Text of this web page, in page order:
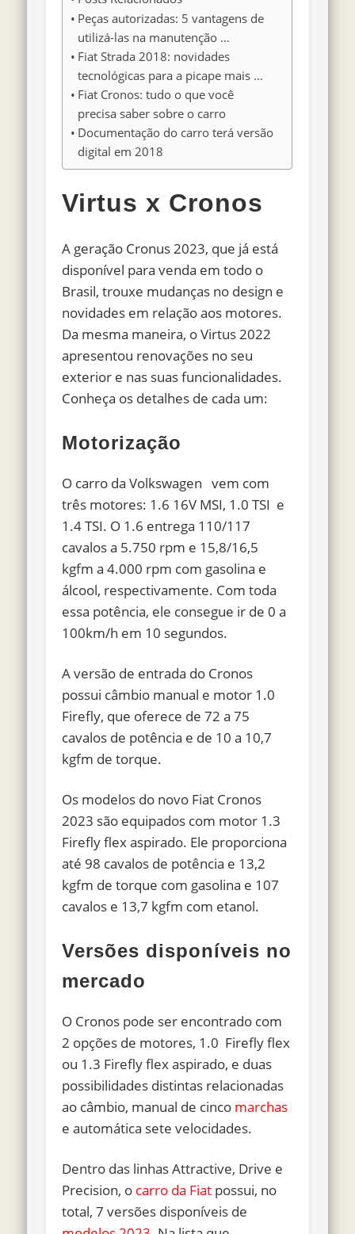
Peças autorizadas: 5 vantagens de
utilizá-las na manutenção …
Fiat Strada 2018: novidades
tecnológicas para a picape mais …
Fiat Cronos: tudo o que você
precisa saber sobre o carro
Documentação do carro terá versão
digital em 2018
Virtus x Cronos
A geração Cronus 2023, que já está
disponível para venda em todo o
Brasil, trouxe mudanças no design e
novidades em relação aos motores.
Da mesma maneira, o Virtus 2022
apresentou renovações no seu
exterior e nas suas funcionalidades.
Conheça os detalhes de cada um:
Motorização
O carro da Volkswagen vem com
três motores: 1.6 16V MSI, 1.0 TSI e
1.4 TSI. O 1.6 entrega 110/117
cavalosa 5.750 rpm e 15,8/16,5
kgfm a 4.000 rpm com gasolina e
álcool, respectivamente. Com toda
essa potência, ele consegue ir de 0 a
100km/h em 10 segundos.
A versão de entrada do Cronos
possui câmbio manual e motor 1.0
Firefly, que oferece de 72 a 75
cavalos de potência e de 10 a 10,7
kgfm de torque.
Os modelos do novo Fiat Cronos
2023 são equipados com motor 1.3
Firefly flex aspirado. Ele proporciona
até 98 cavalos de potência e 13,2
kgfm de torque com gasolina e 107
cavalos e 13,7 kgfm com etanol.
Versões disponíveis no
mercado
O Cronos pode ser encontrado com
2 opções de motores, 1.0 Firefly flex
ou 1.3 Firefly flex aspirado, e duas
possibilidades distintas relacionadas
ao câmbio, manual de cinco marchas
e automática sete velocidades.
Dentro das linhas Attractive, Drive e
Precision, o carro da Fiat possui, no
total, 7 versões disponíveis de